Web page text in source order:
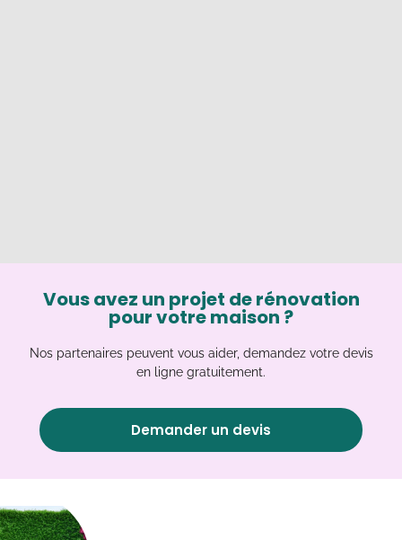
Vous avez un projet de rénovation
pour votre maison ?
Nos partenaires peuvent vous aider, demandez votre devis
en ligne gratuitement.
Demander un devis